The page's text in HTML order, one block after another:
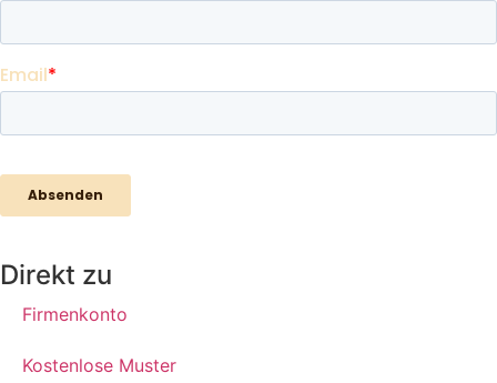
Direkt zu
Firmenkonto
Kostenlose Muster